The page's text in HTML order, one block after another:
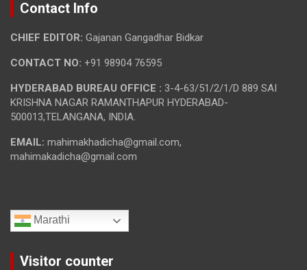
Contact Info
CHIEF EDITOR: Gajanan Gangadhar Bidkar
CONTACT NO: +91 98904 76595
HYDERABAD BUREAU OFFICE : 3-4-63/51/2/1/D 889 SAI
KRISHNA NAGAR RAMANTHAPUR HYDERABAD-
500013,TELANGANA, INDIA.
EMAIL: mahimakhadicha@gmail.com,
mahimakadicha@gmail.com
Marathi
Visitor counter